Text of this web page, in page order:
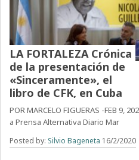
LA FORTALEZA Crónica
de la presentación de
«Sinceramente», el
libro de CFK, en Cuba
POR MARCELO FIGUERAS -FEB 9,
a Prensa Alternativa Diario Mar
Posted by: Silvio Bageneta 16/2/2020